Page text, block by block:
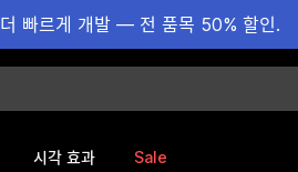
더 빠르게 개발 — 전 품목 50% 할인.
시각 효과 Sale